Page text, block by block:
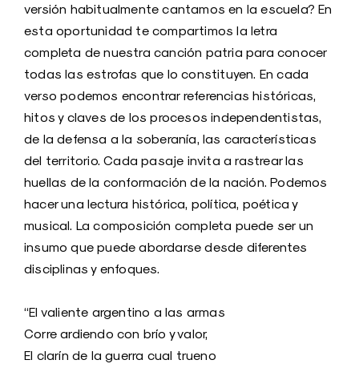
versión habitualmente cantamos en la escuela? En
esta oportunidad te compartimos la letra
completa de nuestra canción patria para conocer
todas las estrofas que lo constituyen. En cada
verso podemos encontrar referencias históricas,
hitos y claves de los procesos independentistas,
de la defensa a la soberanía, las características
del territorio. Cada pasaje invita a rastrear las
huellas de la conformación de la nación. Podemos
hacer una lectura histórica, política, poética y
musical. La composición completa puede ser un
insumo que puede abordarse desde diferentes
disciplinas y enfoques.
“El valiente argentino a las armas
Corre ardiendo con brío y valor,
El clarín de la guerra cual trueno